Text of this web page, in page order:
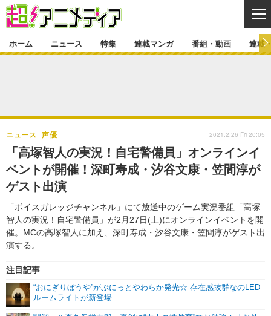
ゲーム・アプリ マンガ
グッズ イベント
声優
舞台 新帝スタ
特集一覧 カバー
ラキりす
連載マンガ
連載マンガ一覧
番組・動画
番組・動画一覧 ラジオ
動画
連載・ブログ
連載・ブログ一覧
編集部ブログ・お知らせ
ホーム ニュース 特集 連載マンガ 番組・動画 連載
「高塚智人の実況！自宅警備員」オンラインイ
ベントが開催！深町寿成・汐谷文康・笠間淳が
ゲスト出演
「ボイスガレッジチャンネル」にて放送中のゲーム実況番組「高塚
智人の実況！自宅警備員」が2月27日(土)にオンラインイベントを開
催。MCの高塚智人に加え、深町寿成・汐谷文康・笠間淳がゲスト出
演する。
ニュース 声優
注目記事
“おにぎりぼうや”がぷにっとやわらか発光☆ 存在感抜群なのLED
ルームライトが新登場
2021.2.26 Fri 20:05